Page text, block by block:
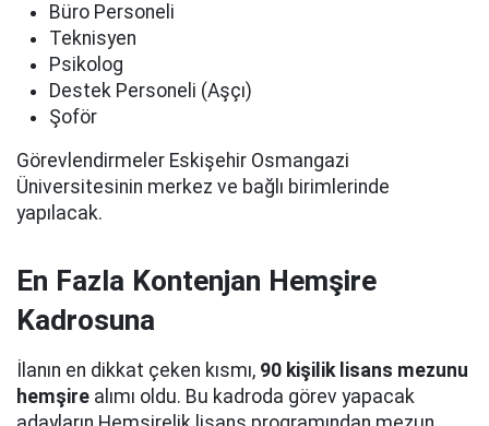
Büro Personeli
Teknisyen
Psikolog
Destek Personeli (Aşçı)
Şoför
Görevlendirmeler Eskişehir Osmangazi
Üniversitesinin merkez ve bağlı birimlerinde
yapılacak.
En Fazla Kontenjan Hemşire
Kadrosuna
İlanın en dikkat çeken kısmı, 90 kişilik lisans mezunu
hemşire alımı oldu. Bu kadroda görev yapacak